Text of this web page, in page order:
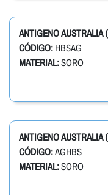
ANTIGENO AUSTRALIA
CÓDIGO: HBSAG
MATERIAL:SORO
ANTIGENO AUSTRALIA
CÓDIGO:AGHBS
MATERIAL:SORO